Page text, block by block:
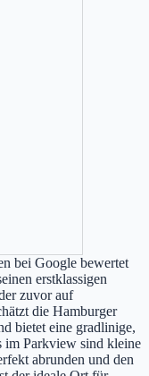
bei Google bewertet
erstklassigen
zuvor auf
die Hamburger
bietet eine gradlinige,
im Parkview sind kleine
abrunden und den